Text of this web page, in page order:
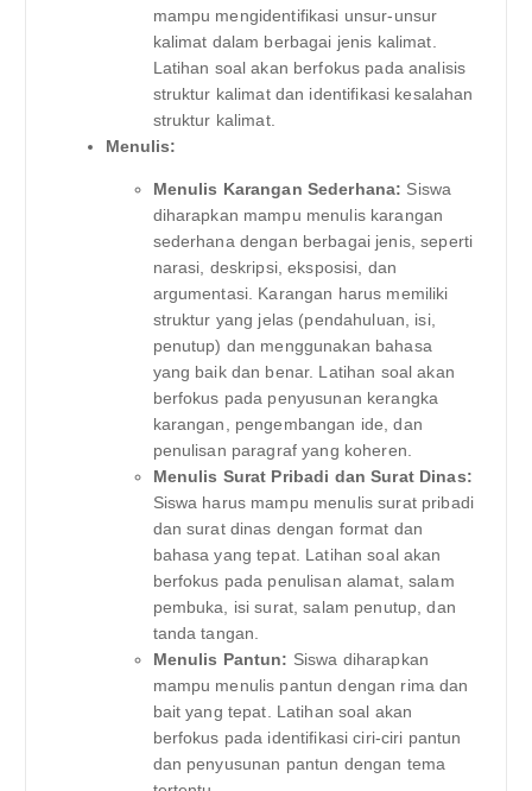
mampu mengidentifikasi unsur-unsur
kalimat dalam berbagai jenis kalimat.
Latihan soal akan berfokus pada analisis
struktur kalimat dan identifikasi kesalahan
struktur kalimat.
Menulis:
Menulis Karangan Sederhana: Siswa
diharapkan mampu menulis karangan
sederhana dengan berbagai jenis, seperti
narasi, deskripsi, eksposisi, dan
argumentasi. Karangan harus memiliki
struktur yang jelas (pendahuluan, isi,
penutup) dan menggunakan bahasa
yang baik dan benar. Latihan soal akan
berfokus pada penyusunan kerangka
karangan, pengembangan ide, dan
penulisan paragraf yang koheren.
Menulis Surat Pribadi dan Surat Dinas:
Siswa harus mampu menulis surat pribadi
dan surat dinas dengan format dan
bahasa yang tepat. Latihan soal akan
berfokus pada penulisan alamat, salam
pembuka, isi surat, salam penutup, dan
tanda tangan.
Menulis Pantun: Siswa diharapkan
mampu menulis pantun dengan rima dan
bait yang tepat. Latihan soal akan
berfokus pada identifikasi ciri-ciri pantun
dan penyusunan pantun dengan tema